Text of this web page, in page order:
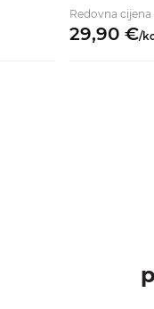
Redovna cijena
29,90 €/